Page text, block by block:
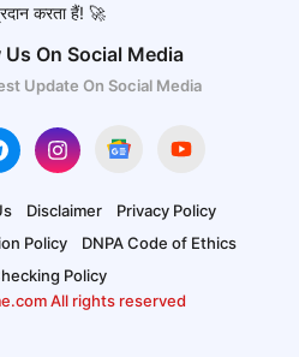
करता हैं! 🚀
Us On Social Media
Update On Social Media
Disclaimer
Privacy Policy
Policy
DNPA Code of Ethics
Policy
All rights reserved